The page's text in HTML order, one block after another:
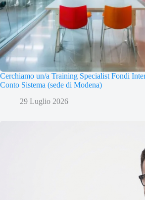
Cerchiamo un/a Training Specialist Fondi
Conto Sistema (sede di Modena)
29 Luglio 2026